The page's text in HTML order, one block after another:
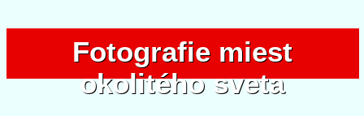
Fotografie miest
okolitého sveta
Fotografie miest
okolitého sveta